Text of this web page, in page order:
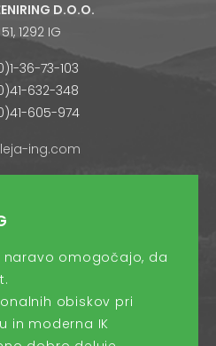
D.O.O.
1292 IG
36-73-103
632-348
605-974
ing.com
naravo omogočajo, da
obiskov pri
in moderna IK